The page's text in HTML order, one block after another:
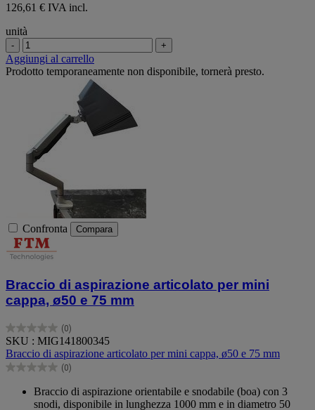
126,61 € IVA incl.
unità
- +
Aggiungi al carrello
Prodotto temporaneamente non disponibile, tornerà presto.
Confronta Compara
Braccio di aspirazione articolato per mini
cappa, ø50 e 75 mm
(0)
0.0
su
5
stelle.
SKU : MIG141800345
Braccio di aspirazione articolato per mini cappa, ø50 e 75 mm
(0)
0.0
Braccio di aspirazione orientabile e snodabile (boa) con 3
snodi, disponibile in lunghezza 1000 mm e in diametro 50